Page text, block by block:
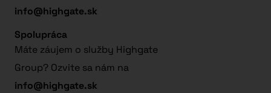
info@highgate.sk
Spolupráca
Máte záujem o služby Highgate
Group? Ozvite sa nám na
info@highgate.sk